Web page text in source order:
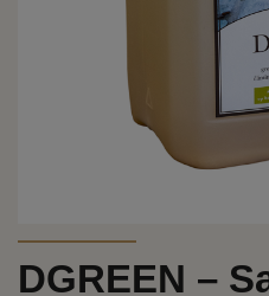
DGREEN –